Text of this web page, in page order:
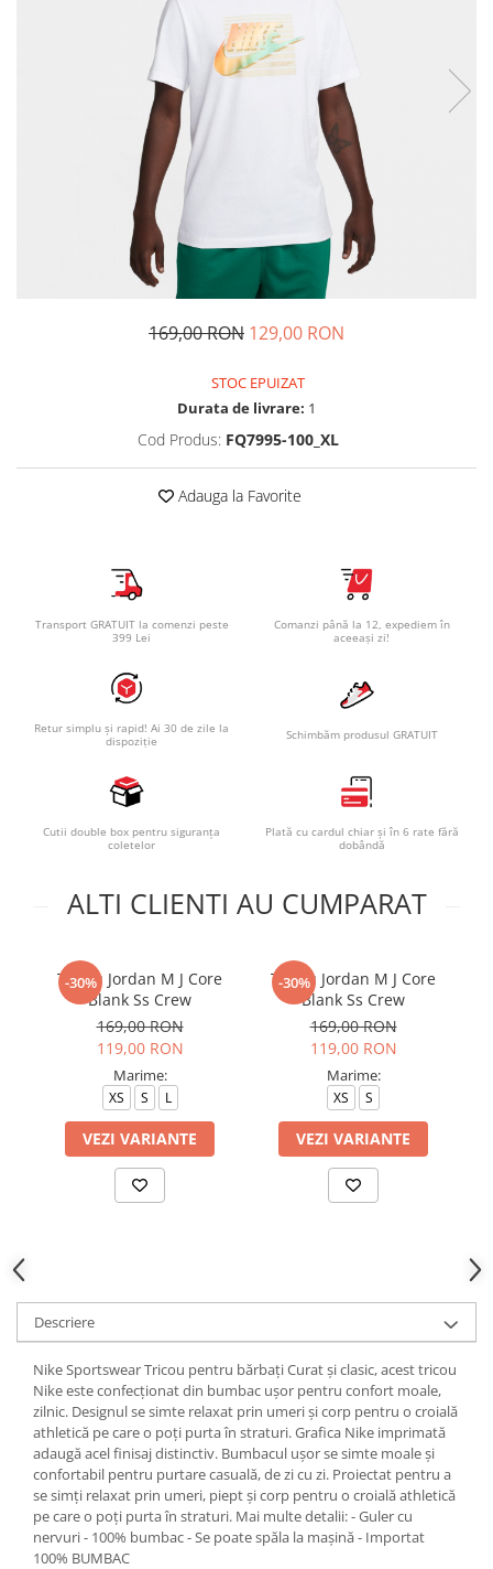
Pantaloni lungi copii
Pantaloni scurti Copii
Ingrijire incaltaminte
169,00 RON 129,00 RON
STOC EPUIZAT
Durata de livrare: 1
Cod Produs: FQ7995-100_XL
Adauga la Favorite
Transport GRATUIT la comenzi peste
399 Lei
Comanzi până la 12, expediem în
aceeași zi!
Retur simplu și rapid! Ai 30 de zile la
dispoziție
Schimbăm produsul GRATUIT
Cutii double box pentru siguranța
coletelor
Plată cu cardul chiar și în 6 rate fără
dobândă
ALTI CLIENTI AU CUMPARAT
-30%
Tricou Jordan M J Core
Blank Ss Crew
169,00 RON
119,00 RON
Marime:
XS S L
VEZI VARIANTE
-30%
Tricou Jordan M J Core
Blank Ss Crew
169,00 RON
119,00 RON
Marime:
XS S
VEZI VARIANTE
Descriere
Nike Sportswear Tricou pentru bărbați Curat și clasic, acest tricou
Nike este confecționat din bumbac ușor pentru confort moale,
zilnic. Designul se simte relaxat prin umeri și corp pentru o croială
athletică pe care o poți purta în straturi. Grafica Nike imprimată
adaugă acel finisaj distinctiv. Bumbacul ușor se simte moale și
confortabil pentru purtare casuală, de zi cu zi. Proiectat pentru a
se simți relaxat prin umeri, piept și corp pentru o croială athletică
pe care o poți purta în straturi. Mai multe detalii: - Guler cu
nervuri - 100% bumbac - Se poate spăla la mașină - Importat
100% BUMBAC